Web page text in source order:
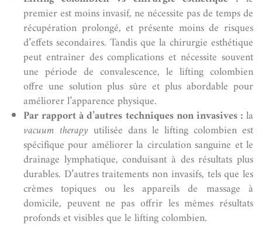
premier est moins invasif, ne nécessite pas de temps de
récupération prolongé, et présente moins de risques
d’effets secondaires. Tandis que la chirurgie esthétique
peut entraîner des complications et nécessite souvent
une période de convalescence, le lifting colombien
offre une solution plus sûre et plus abordable pour
améliorer l’apparence physique.
Par rapport à d’autres techniques non invasives :la
vacuum therapy utilisée dans le lifting colombien est
spécifique pour améliorer la circulation sanguine et le
drainage lymphatique, conduisant à des résultats plus
durables. D’autres traitements non invasifs, tels que les
crèmes topiques ou les appareils de massage à
domicile, peuvent ne pas offrir les mêmes résultats
profonds et visibles que le lifting colombien.